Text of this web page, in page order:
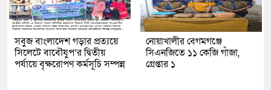
সবুজ বাংলাদেশ গড়ার প্রত্যয়ে
সিলেটে বাবৌযুপ’র দ্বিতীয়
পর্যায়ে বৃক্ষরোপণ কর্মসূচি সম্পন্ন
নোয়াখালীর বেগমগঞ্জে
সিএনজিতে ১১ কেজি গাঁজা,
গ্রেপ্তার ১